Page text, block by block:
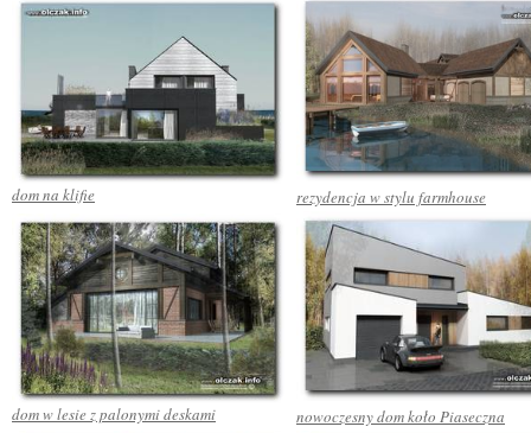
dom na klifie rezydencja w stylu farmhouse
dom w lesie z palonymi deskami nowoczesny dom koło Piaseczna